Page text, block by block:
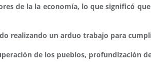
de la la economía, lo que significó
realizando un arduo trabajo para
de los pueblos, profundización